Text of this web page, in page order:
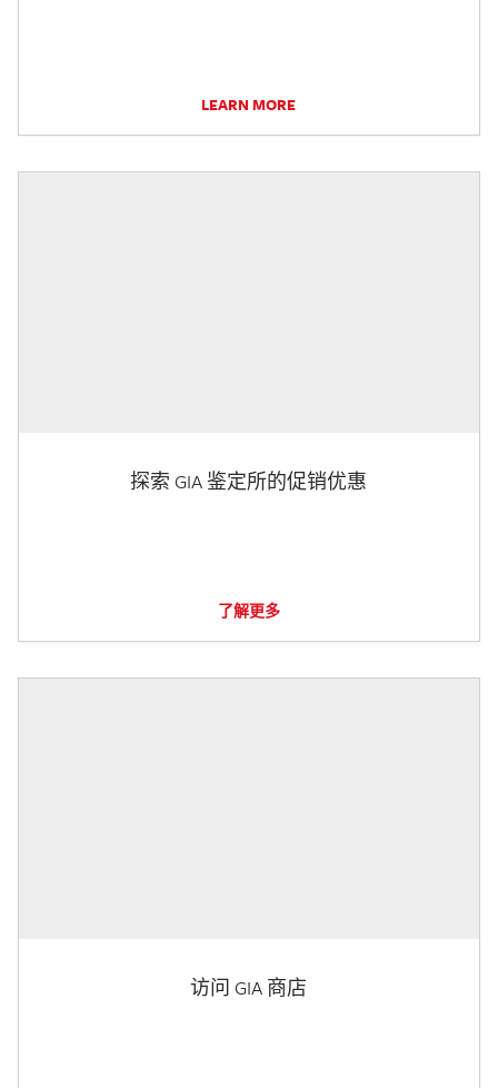
LEARN MORE
探索 GIA 鉴定所的促销优惠
了解更多
访问 GIA 商店